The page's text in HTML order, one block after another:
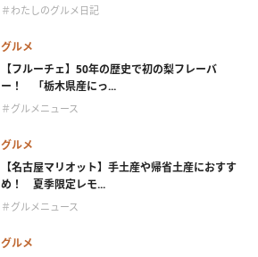
＃わたしのグルメ日記
グルメ
【フルーチェ】50年の歴史で初の梨フレーバ
ー！ 「栃木県産にっ...
＃グルメニュース
グルメ
【名古屋マリオット】手土産や帰省土産におすす
め！ 夏季限定レモ...
＃グルメニュース
グルメ